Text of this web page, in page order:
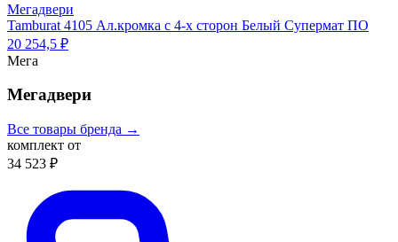
Мегадвери
Tamburat 4105 Ал.кромка с 4-х сторон Белый Супермат ПО
20 254,5 ₽
Мега
Мегадвери
Все товары бренда →
комплект от
34 523 ₽